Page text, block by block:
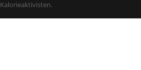
Kalorieaktivisten.